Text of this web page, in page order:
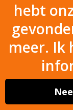
hebt
meer. Ik